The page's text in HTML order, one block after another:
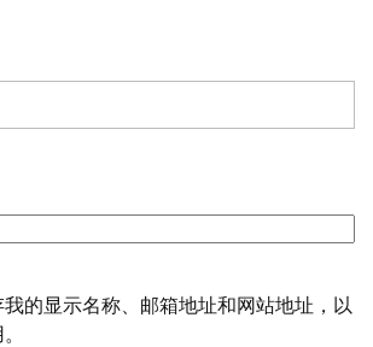
的显示名称、邮箱地址和网站地址，以